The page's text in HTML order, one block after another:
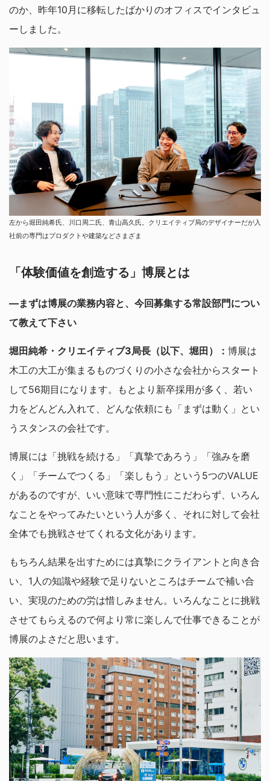
のか、昨年10月に移転したばかりのオフィスでインタビュ
ーしました。
左から堀田純希氏、川口周二氏、青山高久氏。クリエイティブ局のデザイナーだが入
社前の専門はプロダクトや建築などさまざま
「体験価値を創造する」博展とは
—まずは博展の業務内容と、今回募集する常設部門につい
て教えて下さい
堀田純希・クリエイティブ3局長（以下、堀田）： 博展は
木工の大工が集まるものづくりの小さな会社からスタート
して56期目になります。もとより新卒採用が多く、若い
力をどんどん入れて、どんな依頼にも「まずは動く」とい
うスタンスの会社です。
博展には「挑戦を続ける」「真摯であろう」「強みを磨
く」「チームでつくる」「楽しもう」という5つのVALUE
があるのですが、いい意味で専門性にこだわらず、いろん
なことをやってみたいという人が多く、それに対して会社
全体でも挑戦させてくれる文化があります。
もちろん結果を出すためには真摯にクライアントと向き合
い、1人の知識や経験で足りないところはチームで補い合
い、実現のための労は惜しみません。いろんなことに挑戦
させてもらえるので何より常に楽しんで仕事できることが
博展のよさだと思います。